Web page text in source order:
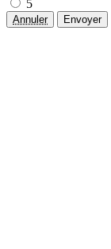
5
Annuler Envoyer